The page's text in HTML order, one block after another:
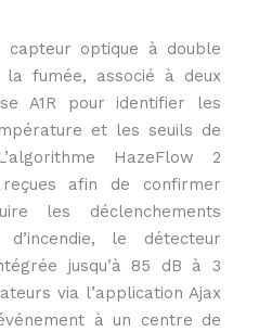
capteur optique à double
fumée, associé à deux
A1R pour identifier les
et les seuils de
HazeFlow 2
afin de confirmer
les déclenchements
le détecteur
jusqu’à 85 dB à 3
via l’application Ajax
à un centre de